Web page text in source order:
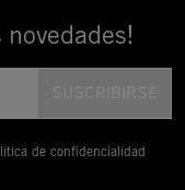
de confidencialidad